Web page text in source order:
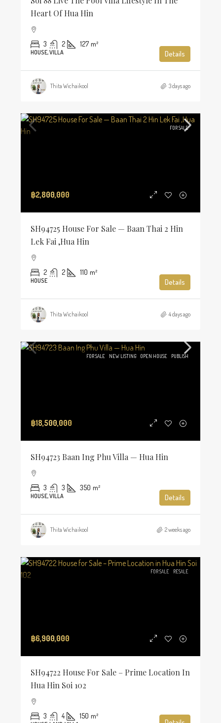
Heart Of Hua Hin
3 2 127 m²
HOUSE, VILLA Details
Thita Wichaikool 3 days ago
FOR SALE
฿2,800,000
SH94725 House For Sale — Baan Thai 2 Hin
Lek Fai ,Hua Hin
2 2 110 m²
HOUSE Details
Thita Wichaikool 4 days ago
FOR SALE NEW LISTING OPEN HOUSE PUBLISH
฿18,500,000
SH94723 Baan Ing Phu Villa — Hua Hin
3 3 350 m²
HOUSE, VILLA Details
Thita Wichaikool 2 weeks ago
FOR SALE RESALE
฿6,900,000
SH94722 House For Sale – Prime Location In
Hua Hin Soi 102
3 4 150 m²